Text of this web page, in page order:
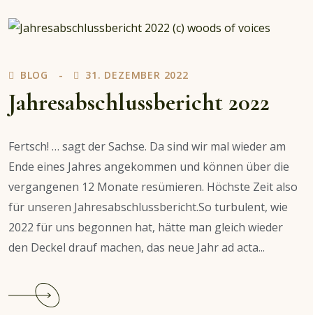
BLOG 31. DEZEMBER 2022
Jahresabschlussbericht 2022
Fertsch! … sagt der Sachse. Da sind wir mal wieder am
Ende eines Jahres angekommen und können über die
vergangenen 12 Monate resümieren. Höchste Zeit also
für unseren Jahresabschlussbericht.So turbulent, wie
2022 für uns begonnen hat, hätte man gleich wieder
den Deckel drauf machen, das neue Jahr ad acta...